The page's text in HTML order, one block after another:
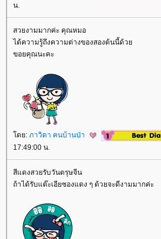
น.
สวยงามมากค่ะ คุณหมอ
ได้ความรู้ถึงความต่างของสองต้นนี้ด้ว
ขอยคุณนะคะ
ดย: ภาวิดา คนบ้านป่า
17:49:00 น.
สีแดงสวยรับวันตรุษจีน
ถ้าได้รับแต๊ะเอียซองแดง ๆ ด้วยจะดีงามมากค่ะ